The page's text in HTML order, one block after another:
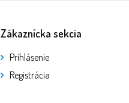
Zákaznícka sekcia
Prihlásenie
Registrácia